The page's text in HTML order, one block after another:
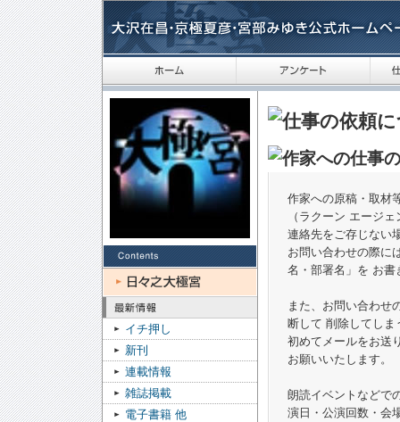
イチ押し
新刊
連載情報
雑誌掲載
電子書籍 他
作家への原稿・取材
（ラクーン エージ
連絡先をご存じない
お問い合わせの際に
名・部署名」を お書
また、お問い合わせ
断して 削除してしま
初めてメールをお送
お願いいたします。
朗読イベントなどで
演日・公演回数・会